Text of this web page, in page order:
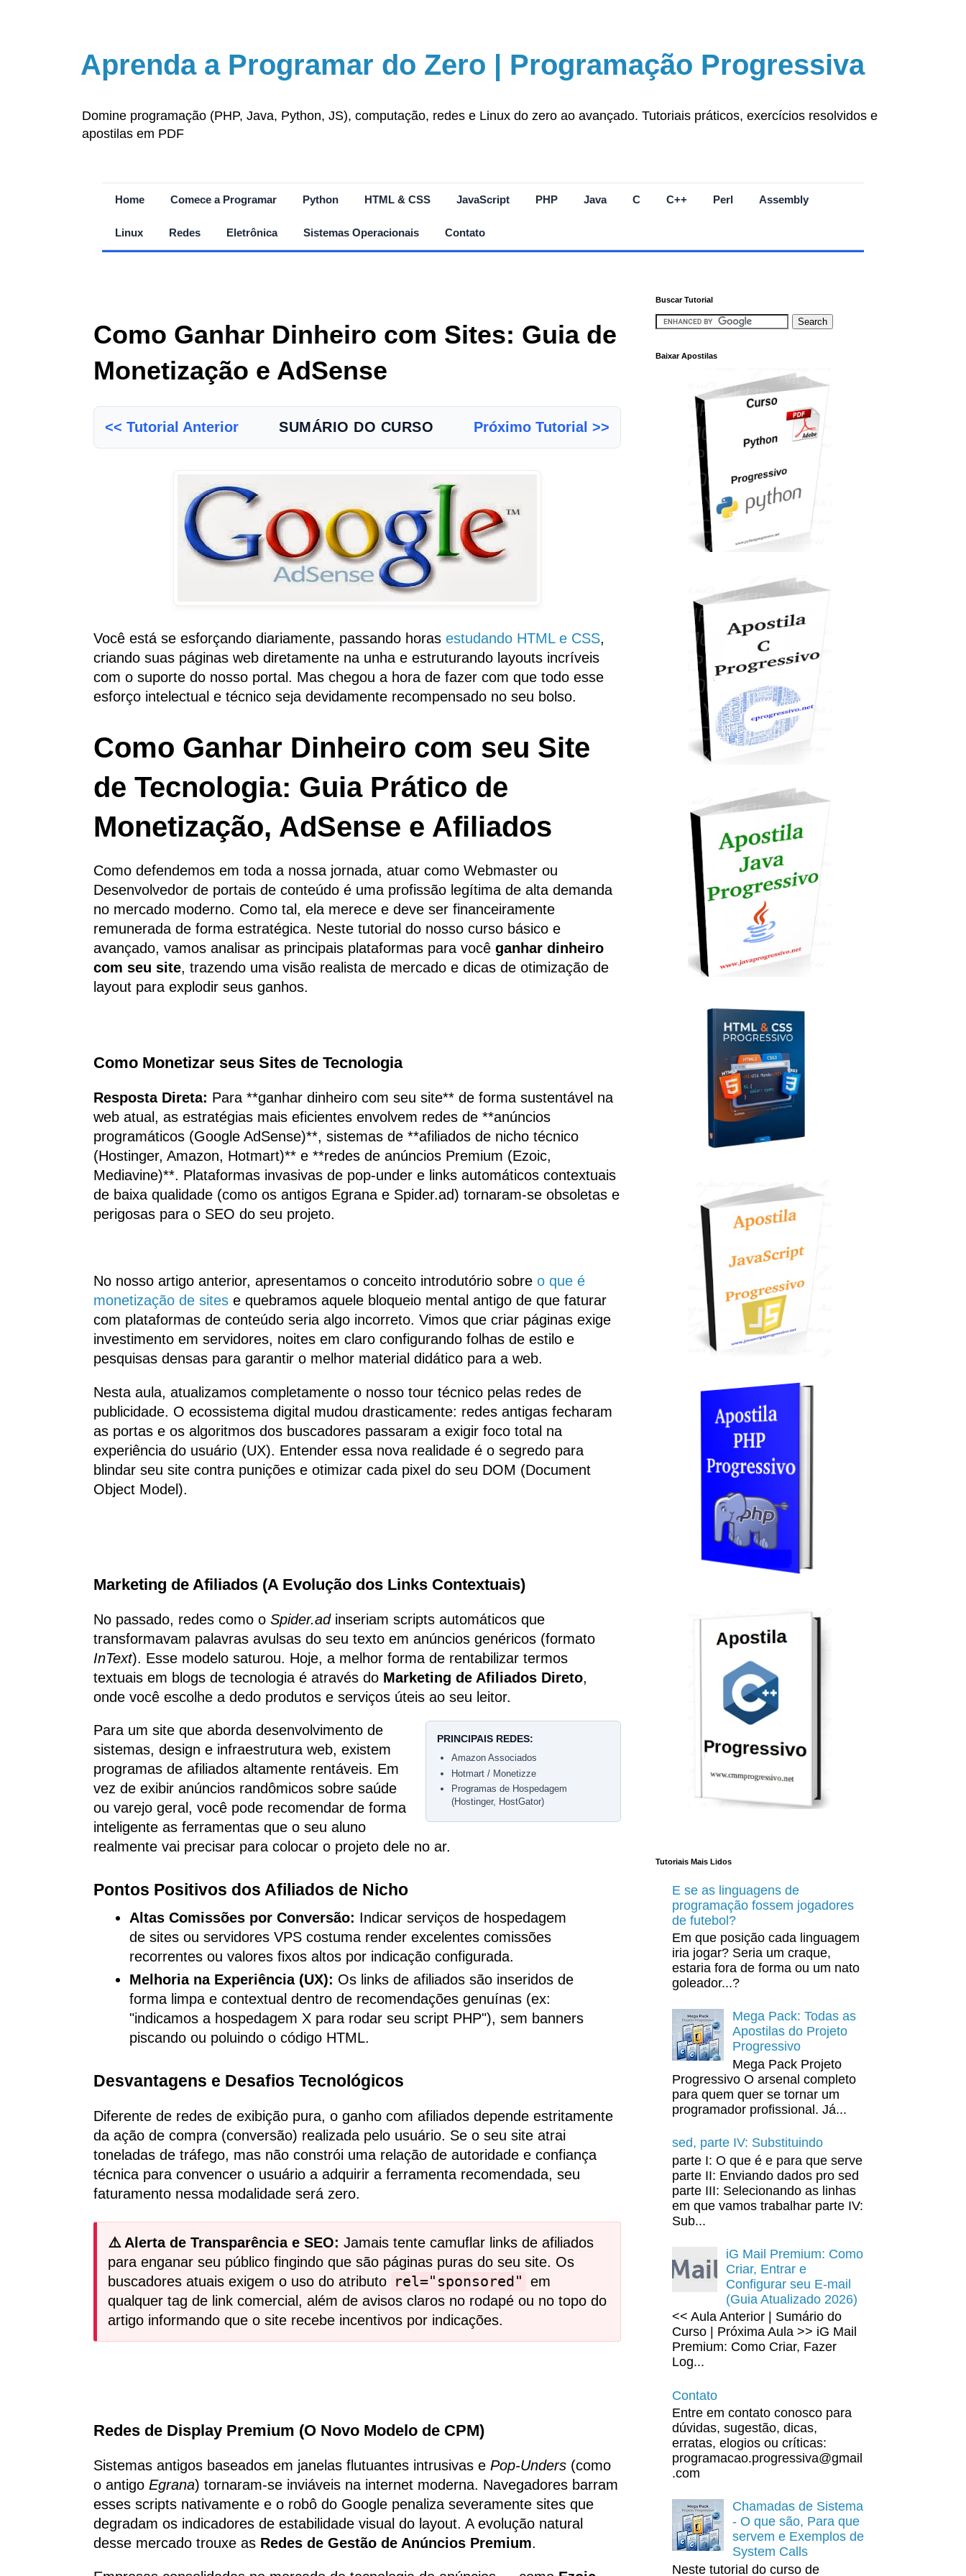
Aprenda a Programar do Zero | Programação Progressiva
Domine programação (PHP, Java, Python, JS), computação, redes e Linux do zero ao avançado. Tutoriais práticos, exercícios resolvidos e
apostilas em PDF
Home Comece a Programar Python HTML & CSS JavaScript PHP Java C C++ Perl Assembly
Linux Redes Eletrônica Sistemas Operacionais Contato
Como Ganhar Dinheiro com Sites: Guia de
Monetização e AdSense
<< Tutorial Anterior SUMÁRIO DO CURSO Próximo Tutorial >>
Você está se esforçando diariamente, passando horas estudando HTML e CSS,
criando suas páginas web diretamente na unha e estruturando layouts incríveis
com o suporte do nosso portal. Mas chegou a hora de fazer com que todo esse
esforço intelectual e técnico seja devidamente recompensado no seu bolso.
Como Ganhar Dinheiro com seu Site
de Tecnologia: Guia Prático de
Monetização, AdSense e Afiliados
Como defendemos em toda a nossa jornada, atuar como Webmaster ou
Desenvolvedor de portais de conteúdo é uma profissão legítima de alta demanda
no mercado moderno. Como tal, ela merece e deve ser financeiramente
remunerada de forma estratégica. Neste tutorial do nosso curso básico e
avançado, vamos analisar as principais plataformas para você ganhar dinheiro
com seu site, trazendo uma visão realista de mercado e dicas de otimização de
layout para explodir seus ganhos.
Como Monetizar seus Sites de Tecnologia
Resposta Direta: Para **ganhar dinheiro com seu site** de forma sustentável na
web atual, as estratégias mais eficientes envolvem redes de **anúncios
programáticos (Google AdSense)**, sistemas de **afiliados de nicho técnico
(Hostinger, Amazon, Hotmart)** e **redes de anúncios Premium (Ezoic,
Mediavine)**. Plataformas invasivas de pop-under e links automáticos contextuais
de baixa qualidade (como os antigos Egrana e Spider.ad) tornaram-se obsoletas e
perigosas para o SEO do seu projeto.
No nosso artigo anterior, apresentamos o conceito introdutório sobre o que é
monetização de sites e quebramos aquele bloqueio mental antigo de que faturar
com plataformas de conteúdo seria algo incorreto. Vimos que criar páginas exige
investimento em servidores, noites em claro configurando folhas de estilo e
pesquisas densas para garantir o melhor material didático para a web.
Nesta aula, atualizamos completamente o nosso tour técnico pelas redes de
publicidade. O ecossistema digital mudou drasticamente: redes antigas fecharam
as portas e os algoritmos dos buscadores passaram a exigir foco total na
experiência do usuário (UX). Entender essa nova realidade é o segredo para
blindar seu site contra punições e otimizar cada pixel do seu DOM (Document
Object Model).
Marketing de Afiliados (A Evolução dos Links Contextuais)
No passado, redes como o Spider.adinseriam scripts automáticos que
transformavam palavras avulsas do seu texto em anúncios genéricos (formato
InText). Esse modelo saturou. Hoje, a melhor forma de rentabilizar termos
textuais em blogs de tecnologia é através do Marketing de Afiliados Direto,
onde você escolhe a dedo produtos e serviços úteis ao seu leitor.
PRINCIPAIS REDES:
Amazon Associados
Hotmart / Monetizze
Programas de Hospedagem
(Hostinger, HostGator)
Para um site que aborda desenvolvimento de
sistemas, design e infraestrutura web, existem
programas de afiliados altamente rentáveis. Em
vez de exibir anúncios randômicos sobre saúde
ou varejo geral, você pode recomendar de forma
inteligente as ferramentas que o seu aluno
realmente vai precisar para colocar o projeto dele no ar.
Pontos Positivos dos Afiliados de Nicho
Altas Comissões por Conversão: Indicar serviços de hospedagem
de sites ou servidores VPS costuma render excelentes comissões
recorrentes ou valores fixos altos por indicação configurada.
Melhoria na Experiência (UX): Os links de afiliados são inseridos de
forma limpa e contextual dentro de recomendações genuínas (ex:
"indicamos a hospedagem X para rodar seu script PHP"), sem banners
piscando ou poluindo o código HTML.
Desvantagens e Desafios Tecnológicos
Diferente de redes de exibição pura, o ganho com afiliados depende estritamente
da ação de compra (conversão) realizada pelo usuário. Se o seu site atrai
toneladas de tráfego, mas não constrói uma relação de autoridade e confiança
técnica para convencer o usuário a adquirir a ferramenta recomendada, seu
faturamento nessa modalidade será zero.
⚠️ Alerta de Transparência e SEO: Jamais tente camuflar links de afiliados
para enganar seu público fingindo que são páginas puras do seu site. Os
buscadores atuais exigem o uso do atributo rel="sponsored" em
qualquer tag de link comercial, além de avisos claros no rodapé ou no topo do
artigo informando que o site recebe incentivos por indicações.
Redes de Display Premium (O Novo Modelo de CPM)
Sistemas antigos baseados em janelas flutuantes intrusivas e Pop-Unders (como
o antigo Egrana) tornaram-se inviáveis na internet moderna. Navegadores barram
esses scripts nativamente e o robô do Google penaliza severamente sites que
degradam os indicadores de estabilidade visual do layout. A evolução natural
desse mercado trouxe as Redes de Gestão de Anúncios Premium.
Buscar Tutorial
Baixar Apostilas
Tutoriais Mais Lidos
E se as linguagens de
programação fossem jogadores
de futebol?
Em que posição cada linguagem
iria jogar? Seria um craque,
estaria fora de forma ou um nato
goleador...?
Mega Pack: Todas as
Apostilas do Projeto
Progressivo
Mega Pack Projeto
Progressivo O arsenal completo
para quem quer se tornar um
programador profissional. Já...
sed, parte IV: Substituindo
parte I: O que é e para que serve
parte II: Enviando dados pro sed
parte III: Selecionando as linhas
em que vamos trabalhar parte IV:
Sub...
iG Mail Premium: Como
Criar, Entrar e
Configurar seu E-mail
(Guia Atualizado 2026)
<< Aula Anterior | Sumário do
Curso | Próxima Aula >> iG Mail
Premium: Como Criar, Fazer
Log...
Contato
Entre em contato conosco para
dúvidas, sugestão, dicas,
erratas, elogios ou críticas:
programacao.progressiva@gmail
.com
Chamadas de Sistema
- O que são, Para que
servem e Exemplos de
System Calls
Neste tutorial do curso de